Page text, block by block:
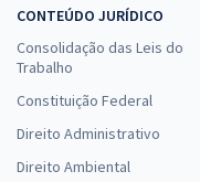
CONTEÚDO JURÍDICO
Consolidação das Leis do
Trabalho
Constituição Federal
Direito Administrativo
Direito Ambiental